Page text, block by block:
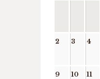
2 3 4
9 10 11